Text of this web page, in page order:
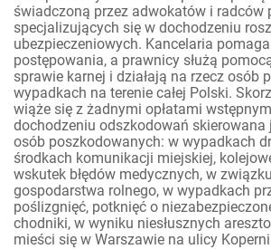
świadczoną przez adwokatów i radców
specjalizujących się w dochodzeniu
ubezpieczeniowych. Kancelaria
postępowania, a prawnicy służą
sprawie karnej i działają na rzecz osób
wypadkach na terenie całej Polski.
wiąże się z żadnymi opłatami
dochodzeniu odszkodowań skierowana
osób poszkodowanych: w wypadkach
środkach komunikacji miejskiej,
wskutek błędów medycznych, w
gospodarstwa rolnego, w wypadkach
poślizgnięć, potknięć o
chodniki, w wyniku niesłusznych
mieści się w Warszawie na ulicy